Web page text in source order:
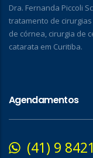
Dra. Fernanda Piccoli
tratamento de
de córnea, cirurgia de
catarata em Curitiba.
Agendamentos
(41) 9